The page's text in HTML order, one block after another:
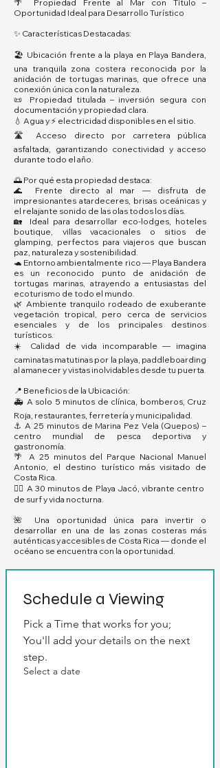
🌴 Propiedad Frente al Mar con Título –
Oportunidad Ideal para Desarrollo Turístico
✨ Características Destacadas:
🏖️ Ubicación frente a la playa en Playa Bandera,
una tranquila zona costera reconocida por la
anidación de tortugas marinas, que ofrece una
conexión única con la naturaleza.
📜 Propiedad titulada – inversión segura con
documentación y propiedad clara.
💧 Agua y ⚡ electricidad disponibles en el sitio.
🛣️ Acceso directo por carretera pública
asfaltada, garantizando conectividad y acceso
durante todo el año.
🌅 Por qué esta propiedad destaca:
🌊 Frente directo al mar — disfruta de
impresionantes atardeceres, brisas oceánicas y
el relajante sonido de las olas todos los días.
🏡 Ideal para desarrollar eco-lodges, hoteles
boutique, villas vacacionales o sitios de
glamping, perfectos para viajeros que buscan
paz, naturaleza y sostenibilidad.
🐢 Entorno ambientalmente rico — Playa Bandera
es un reconocido punto de anidación de
tortugas marinas, atrayendo a entusiastas del
ecoturismo de todo el mundo.
🌿 Ambiente tranquilo rodeado de exuberante
vegetación tropical, pero cerca de servicios
esenciales y de los principales destinos
turísticos.
☀️ Calidad de vida incomparable — imagina
caminatas matutinas por la playa, paddleboarding
al amanecer y vistas inolvidables desde tu puerta.
📍 Beneficios de la Ubicación:
🚑 A solo 5 minutos de clínica, bomberos, Cruz
Roja, restaurantes, ferretería y municipalidad.
⚓ A 25 minutos de Marina Pez Vela (Quepos) –
centro mundial de pesca deportiva y
gastronomía.
🌴 A 25 minutos del Parque Nacional Manuel
Antonio, el destino turístico más visitado de
Costa Rica.
🏄‍♂️ A 30 minutos de Playa Jacó, vibrante centro
de surf y vida nocturna.
🌺 Una oportunidad única para invertir o
desarrollar en una de las zonas costeras más
auténticas y accesibles de Costa Rica — donde el
océano se encuentra con la oportunidad.
Schedule a Viewing
Pick a Time that works for you;
You'll add your details on the next
step.
Select a date